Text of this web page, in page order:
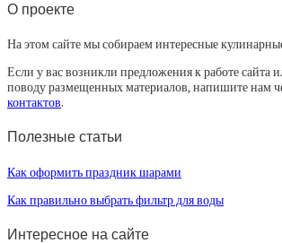
О проекте
На этом сайте мы собираем интересные
Если у вас возникли предложения к работе сайта
поводу размещенных материалов, напишите нам
контактов.
Полезные статьи
Как оформить праздник шарами
Как правильно выбрать фильтр для воды
Интересное на сайте